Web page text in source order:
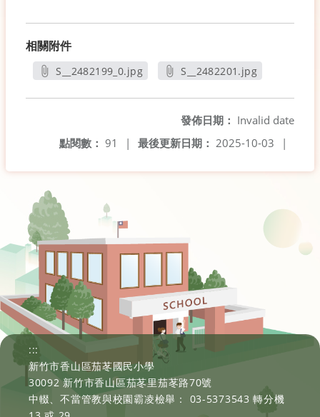
相關附件
S__2482199_0.jpg
S__2482201.jpg
發佈日期： Invalid date
最後更新日期： 2025-10-03 |
點閱數： 91 |
:::
新竹市香山區茄苳國民小學
30092 新竹市香山區茄苳里茄苳路70號
中輟、不當管教與校園霸凌檢舉： 03-5373543 轉分機